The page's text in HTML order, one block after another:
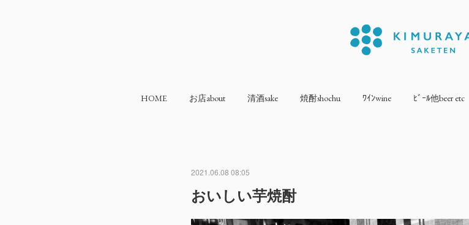
HOME お店about 清酒sake 焼酎shochu ﾜｲﾝwine ﾋﾞｰﾙ他beer etc
2021.06.08 08:05
おいしい芋焼酎